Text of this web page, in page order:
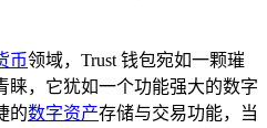
币领域，Trust 钱包宛如一颗璀
睐，它犹如一个功能强大的数字
的数字资产存储与交易功能，当